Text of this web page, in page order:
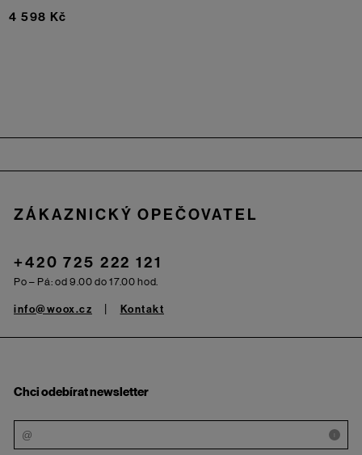
4 598 Kč
ZÁKAZNICKÝ OPEČOVATEL
+420 725 222 121
Po – Pá: od 9.00 do 17.00 hod.
info@woox.cz Kontakt
Chci odebírat newsletter
i